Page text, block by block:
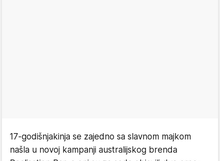
17-godišnjakinja se zajedno sa slavnom majkom
našla u novoj kampanji australijskog brenda